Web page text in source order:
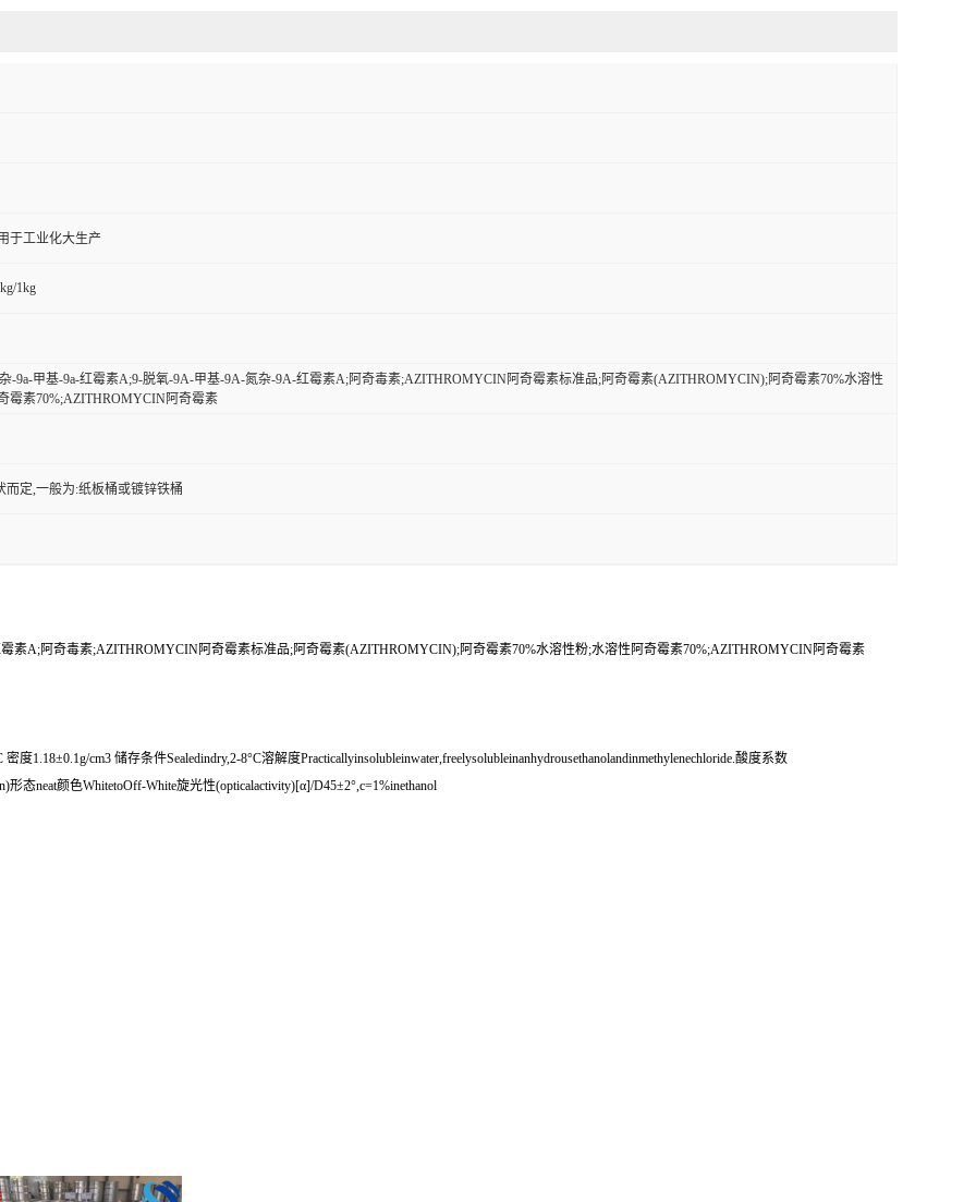
于工业化大生产
1kg
-9a-甲基-9a-红霉素A;9-脱氧-9A-甲基-9A-氮杂-9A-红霉素A;阿奇毒素;AZITHROMYCIN阿奇霉素标准品;阿奇霉素(AZITHROMYCIN);阿奇霉素70%水溶性
霉素70%;AZITHROMYCIN阿奇霉素
而定,一般为:纸板桶或镀锌铁桶
素A;阿奇毒素;AZITHROMYCIN阿奇霉素标准品;阿奇霉素(AZITHROMYCIN);阿奇霉素70%水溶性粉;水溶性阿奇霉素70%;AZITHROMYCIN阿奇霉素
1.18±0.1g/cm3 储存条件Sealedindry,2-8°C溶解度Practicallyinsolubleinwater,freelysolubleinanhydrousethanolandinmethylenechloride.酸度系数
态neat颜色WhitetoOff-White旋光性(opticalactivity)[α]/D45±2°,c=1%inethanol